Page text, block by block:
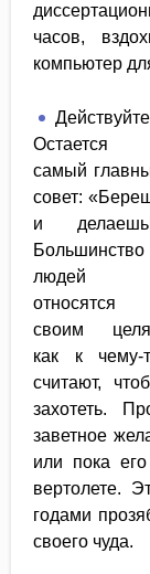
часов,
компьютер
Действуйте
Остается
самый
совет:
и
Большинство
людей
относятся
своим
как к
считают,
захотеть.
заветное
или пока
вертолете.
годами
своего чуда.